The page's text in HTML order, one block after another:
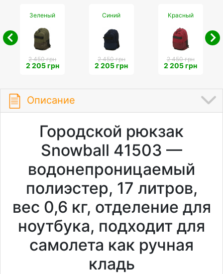
Зеленый
2 450 грн
2 205 грн
Синий
2 450 грн
2 205 грн
Красный
2 450 грн
2 205 грн
Описание
Городской рюкзак
Snowball 41503 —
водонепроницаемый
полиэстер, 17 литров,
вес 0,6 кг, отделение для
ноутбука, подходит для
самолета как ручная
кладь